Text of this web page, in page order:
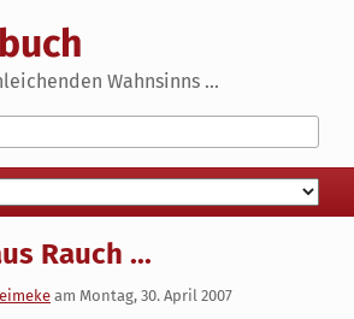
Wahnsinns ...
Rauch ...
am Montag, 30. April 2007